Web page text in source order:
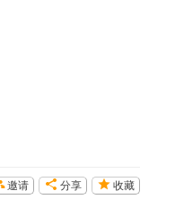
收藏
分享
邀请